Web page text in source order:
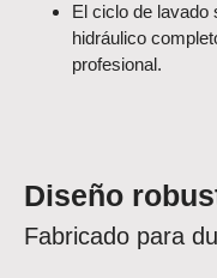
El ciclo de lavado
hidráulico
profesional.
Diseño
Fabricado para